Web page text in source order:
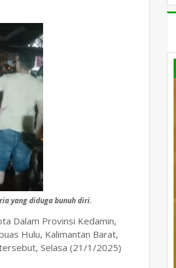
yang diduga bunuh diri.
Dalam Provinsi Kedamin,
Hulu, Kalimantan Barat,
Selasa (21/1/2025)